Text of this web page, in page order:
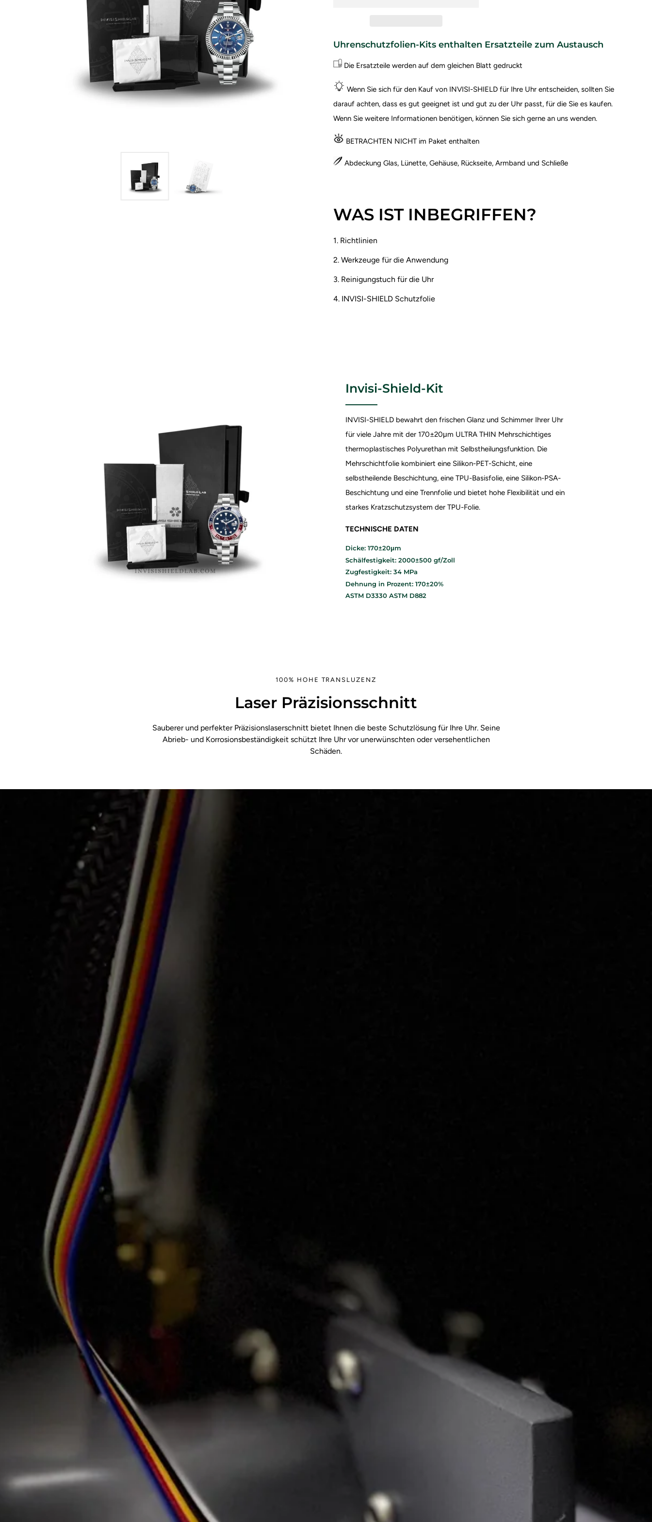
Uhrenschutzfolien-Kits enthalten Ersatzteile zum Austausch
Die Ersatzteile werden auf dem gleichen Blatt gedruckt
Wenn Sie sich für den Kauf von INVISI-SHIELD für Ihre Uhr entscheiden, sollten Sie
darauf achten, dass es gut geeignet ist und gut zu der Uhr passt, für die Sie es kaufen.
Wenn Sie weitere Informationen benötigen, können Sie sich gerne an uns wenden.
BETRACHTEN NICHT im Paket enthalten
Abdeckung Glas, Lünette, Gehäuse, Rückseite, Armband und Schließe
WAS IST INBEGRIFFEN?
1. Richtlinien
2. Werkzeuge für die Anwendung
3. Reinigungstuch für die Uhr
4. INVISI-SHIELD Schutzfolie
Invisi-Shield-Kit
INVISI-SHIELD bewahrt den frischen Glanz und Schimmer Ihrer Uhr
für viele Jahre mit der 170±20μm ULTRA THIN Mehrschichtiges
thermoplastisches Polyurethan mit Selbstheilungsfunktion. Die
Mehrschichtfolie kombiniert eine Silikon-PET-Schicht, eine
selbstheilende Beschichtung, eine TPU-Basisfolie, eine Silikon-PSA-
Beschichtung und eine Trennfolie und bietet hohe Flexibilität und ein
starkes Kratzschutzsystem der TPU-Folie.
TECHNISCHE DATEN
Dicke: 170±20μm
Schälfestigkeit: 2000±500 gf/Zoll
Zugfestigkeit: 34 MPa
Dehnung in Prozent: 170±20%
ASTM D3330 ASTM D882
100% HOHE TRANSLUZENZ
Laser Präzisionsschnitt
Sauberer und perfekter Präzisionslaserschnitt bietet Ihnen die beste Schutzlösung für Ihre Uhr. Seine
Abrieb- und Korrosionsbeständigkeit schützt Ihre Uhr vor unerwünschten oder versehentlichen
Schäden.